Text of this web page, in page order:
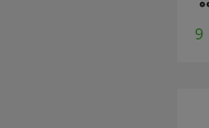
9